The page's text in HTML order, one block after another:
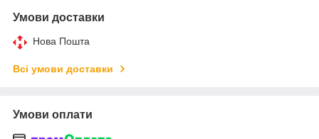
Умови доставки
Нова Пошта
Всі умови доставки
Умови оплати